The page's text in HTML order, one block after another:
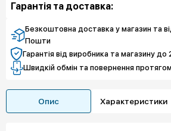
Чистий спокій
Захист екрану
Чистий спокій
Гарантія та доставка:
Безкоштовна доставка у магазин та
Пошти
Гарантія від виробника та магазину до
Швидкій обмін та повернення протягом
Опис Характеристики